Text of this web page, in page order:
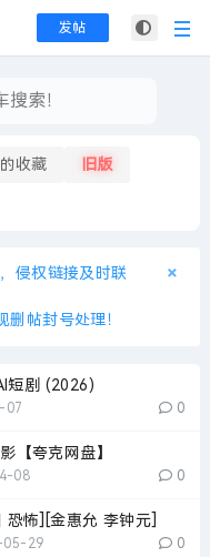
发帖
收藏 旧版
侵权链接及时联
×
帖封号处理！
×
短剧 (2026)
07 0
【夸克网盘】
08 0
怖][金惠允 李钟元]
05-29 0